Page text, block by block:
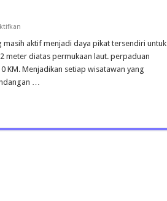
pada
Bromo
aktif menjadi daya pikat tersendiri untuk
meter diatas permukaan laut. perpaduan
KM. Menjadikan setiap wisatawan yang
…